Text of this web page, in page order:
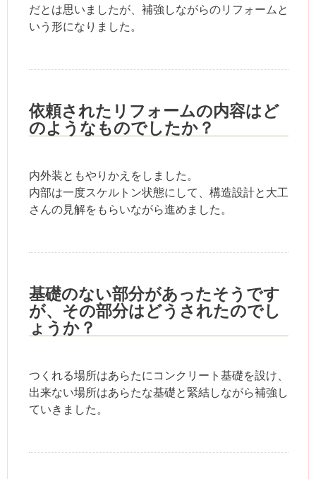
だとは思いましたが、補強しながらのリフォームと
いう形になりました。
依頼されたリフォームの内容はど
のようなものでしたか？
内外装ともやりかえをしました。
内部は一度スケルトン状態にして、構造設計と大工
さんの見解をもらいながら進めました。
基礎のない部分があったそうです
が、その部分はどうされたのでし
ょうか？
つくれる場所はあらたにコンクリート基礎を設け、
出来ない場所はあらたな基礎と緊結しながら補強し
ていきました。